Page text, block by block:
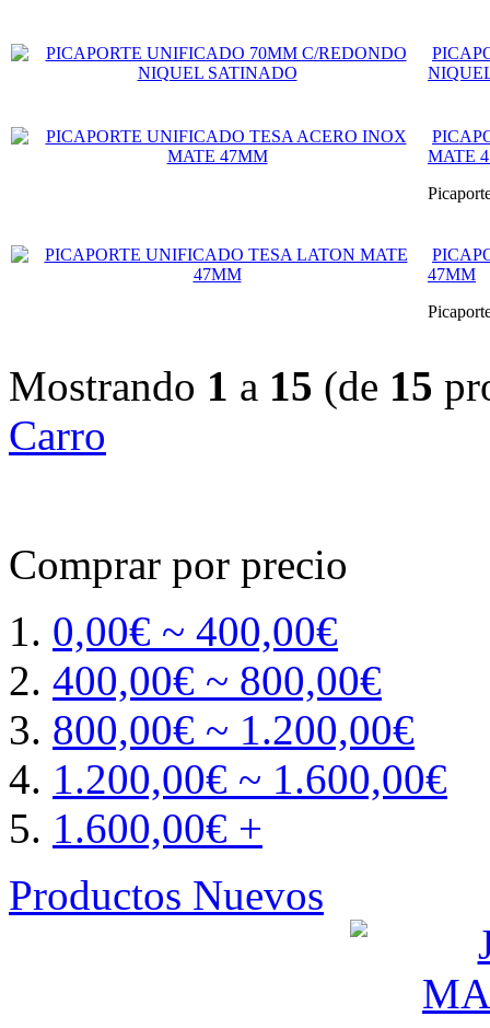
MATE
47MM
Mostrando 1 a 15 (de 15
Carro
Comprar por precio
0,00€ ~ 400,00€
400,00€ ~ 800,00€
800,00€ ~ 1.200,00€
1.200,00€ ~ 1.600,00€
1.600,00€ +
Productos Nuevos